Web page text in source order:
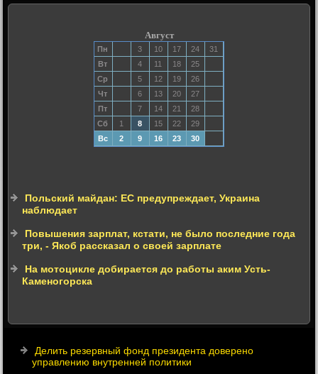
Август
Пн 3 10 17 24
31
Вт
4 11 18
25
Ср
5 12 19
26
Чт
6 13 20
27
Пт
7 14 21
28
Сб
1 8 15 22
29
Вс
2 9 16 23 30
Польский майдан: ЕС предупреждает, Украина
наблюдает
Повышения зарплат, кстати, не было последние года
три, - Якоб рассказал о своей зарплате
На мотоцикле добирается до работы аким Усть-
Каменогорска
Делить резервный фонд президента доверено
управлению внутренней политики